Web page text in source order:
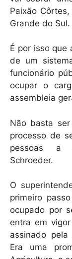
Paixão
Grande do Sul.
É por isso que
de um
funcionário
ocupar o
assembleia
Não basta
processo de
pessoas a
Schroeder.
O
primeiro
ocupado por
entra em
assinado pela
Era uma